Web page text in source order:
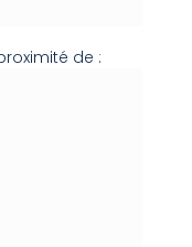
de :